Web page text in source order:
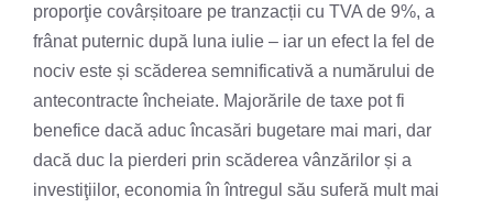
proporţie covârșitoare pe tranzacții cu TVA de 9%, a
frânat puternic după luna iulie – iar un efect la fel de
nociv este și scăderea semnificativă a numărului de
antecontracte încheiate. Majorările de taxe pot fi
benefice dacă aduc încasări bugetare mai mari, dar
dacă duc la pierderi prin scăderea vânzărilor și a
investiţiilor, economia în întregul său suferă mult mai